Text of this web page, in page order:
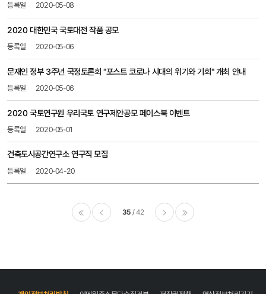
2020-05-08
2020 대한민국 국토대전 작품 공모
2020-05-06
문재인 정부 3주년 국정토론회 "포스트 코로나 시대의 위기와 기회" 개최 안내
2020-05-06
2020 국토연구원 우리국토 연구제안공모 페이스북 이벤트
2020-05-01
건축도시공간연구소 연구직 모집
2020-04-20
35 42